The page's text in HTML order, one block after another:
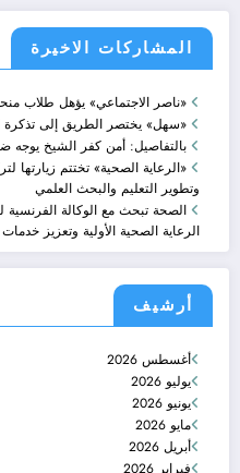
المشاركات الاخيرة
«ناصر الاجتماعي» يؤهل طلاب
«سهل» يختصر الطريق إلى تذكرة
بالتفاصيل: أمن كفر الشيخ يوجه
«الرعاية الصحية» تختتم زيارتها
وتطوير التعليم والبحث العلمي
الصحة تبحث مع الوكالة الفرنسية
الرعاية الصحية الأولية وتعزيز
أرشيف
أغسطس 2026
يوليو 2026
يونيو 2026
مايو 2026
أبريل 2026
فبراير 2026